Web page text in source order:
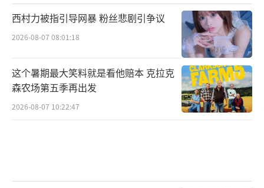
现耳目一新。张家养女心娘，街头乞丐到豪门
千金，自小在街头流浪练就一身本领，伶牙俐
齿，闹市中“碰瓷”偶遇淑琴，淑琴对她一见
如故，十分喜爱。从小被拐卖沦落风尘的张家
千金小姐安雅，是一个身世悲惨的角色，本是
名本望族的大小姐，却因命运捉弄被拐卖。
西村力被指引导网暴 粉丝悲剧引争议
2026-08-07 08:01:18
这个暑期最大笑料就是看他赔本 克拉克
森农场第五季再出发
2026-08-07 10:22:47